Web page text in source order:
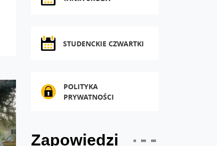
STUDENCKIE CZWARTKI
POLITYKA
PRYWATNOŚCI
Zapowiedzi